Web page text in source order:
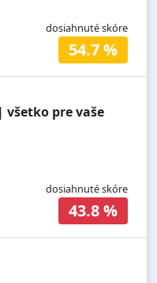
dosiahnuté skóre
54.7 %
| všetko pre vaše
dosiahnuté skóre
43.8 %